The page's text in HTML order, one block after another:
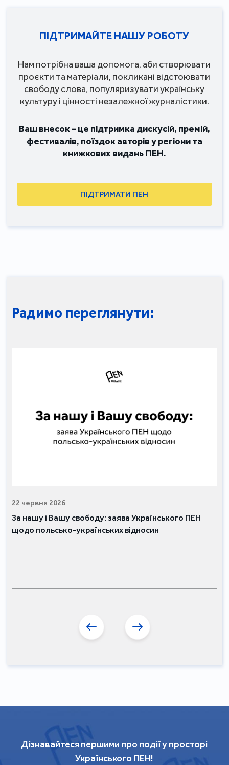
ПІДТРИМАЙТЕ НАШУ РОБОТУ
Нам потрібна ваша допомога, аби створювати
проєкти та матеріали, покликані відстоювати
свободу слова, популяризувати українську
культуру і цінності незалежної журналістики.
Ваш внесок – це підтримка дискусій, премій,
фестивалів, поїздок авторів у регіони та
книжкових видань ПЕН.
ПІДТРИМАТИ ПЕН
Радимо переглянути:
22 червня 2026
За нашу і Вашу свободу: заява Українського ПЕН
щодо польсько-українських відносин
Дізнавайтеся першими про події у просторі
Українського ПЕН!